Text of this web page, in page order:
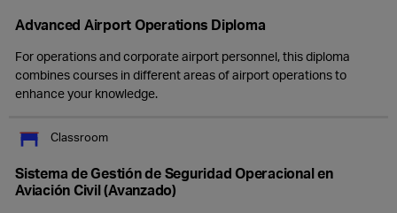
Advanced Airport Operations Diploma
For operations and corporate airport personnel, this diploma
combines courses in different areas of airport operations to
enhance your knowledge.
Classroom
Sistema de Gestión de Seguridad Operacional en
Aviación Civil (Avanzado)